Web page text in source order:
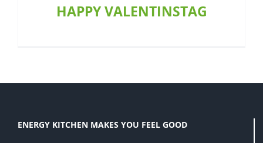
HAPPY VALENTINSTAG
ENERGY KITCHEN MAKES YOU FEEL GOOD